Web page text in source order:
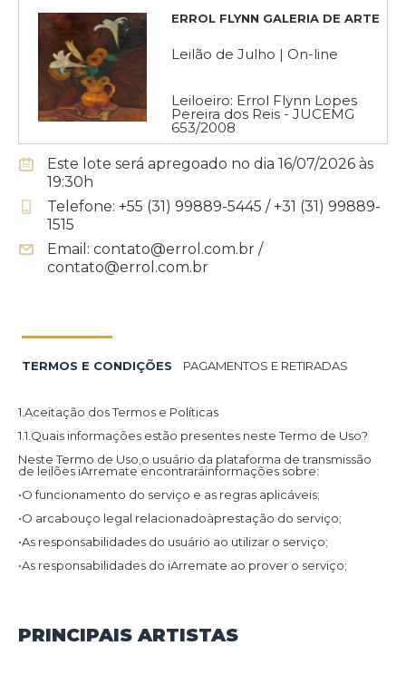
ERROL FLYNN GALERIA DE ARTE
Leilão de Julho | On-line
Leiloeiro: Errol Flynn Lopes
Pereira dos Reis - JUCEMG
653/2008
Este lote será apregoado no dia 16/07/2026 às
19:30h
Telefone: +55 (31) 99889-5445 / +31 (31) 99889-
1515
Email: contato@errol.com.br /
contato@errol.com.br
TERMOS E CONDIÇÕES PAGAMENTOS E RETIRADAS
1.Aceitação dos Termos e Políticas
1.1.Quais informações estão presentes neste Termo de Uso?
Neste Termo de Uso,o usuário da plataforma de transmissão
de leilões iArremate encontraráinformações sobre:
•O funcionamento do serviço e as regras aplicáveis;
•O arcabouço legal relacionadoàprestação do serviço;
•As responsabilidades do usuário ao utilizar o serviço;
•As responsabilidades do iArremate ao prover o serviço;
deste Termo de Uso tenham sido violadas.
PRINCIPAIS ARTISTAS